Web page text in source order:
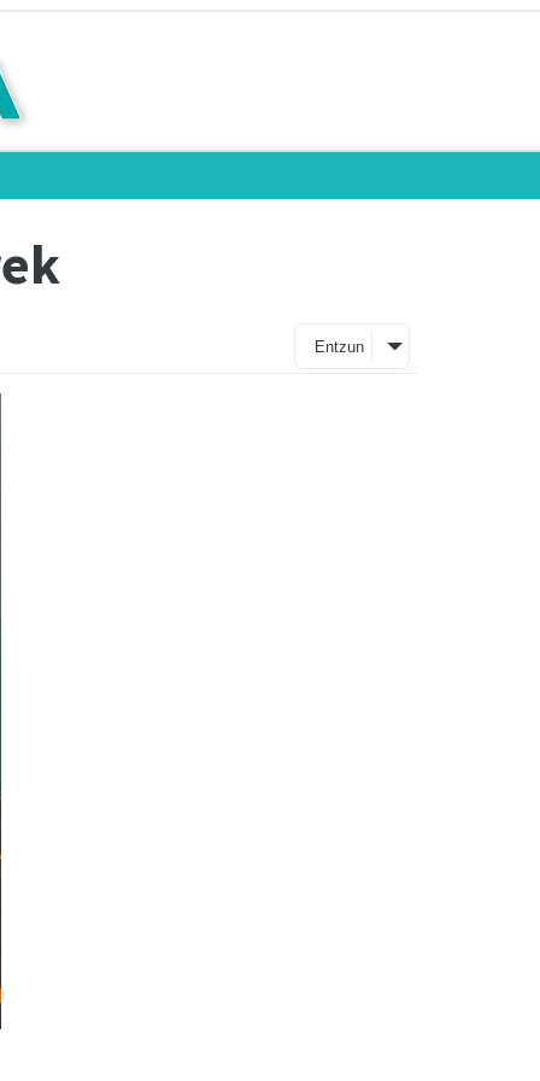
Entzun